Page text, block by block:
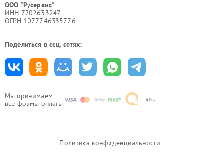
Мы принимаем
все формы оплаты
ООО "Русервис"
ИНН 7702633247
ОГРН 1077746335776
Поделиться в соц. сетях:
Политика конфиденциальности